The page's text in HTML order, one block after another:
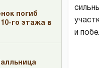
погиб
го этажа в
и